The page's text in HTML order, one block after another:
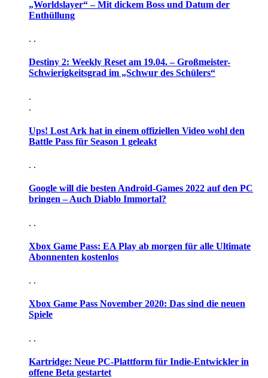
„Worldslayer“ – Mit dickem Boss und Datum der
Enthüllung
. .
Destiny 2: Weekly Reset am 19.04. – Großmeister-
Schwierigkeitsgrad im „Schwur des Schülers“
.
.
Ups! Lost Ark hat in einem offiziellen Video wohl den
Battle Pass für Season 1 geleakt
. .
Google will die besten Android-Games 2022 auf den PC
bringen – Auch Diablo Immortal?
. .
Xbox Game Pass: EA Play ab morgen für alle Ultimate
Abonnenten kostenlos
. .
Xbox Game Pass November 2020: Das sind die neuen
Spiele
. .
Kartridge: Neue PC-Plattform für Indie-Entwickler in
offene Beta gestartet